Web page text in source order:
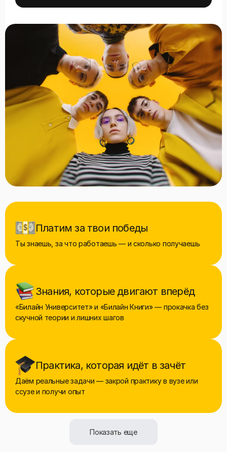
Платим за твои победы
Ты знаешь, за что работаешь — и сколько получаешь
Знания, которые двигают вперёд
«Билайн Университет» и «Билайн Книги» — прокачка без
скучной теории и лишних шагов
Практика, которая идёт в зачёт
Даём реальные задачи — закрой практику в вузе или
ссузе и получи опыт
Показать еще